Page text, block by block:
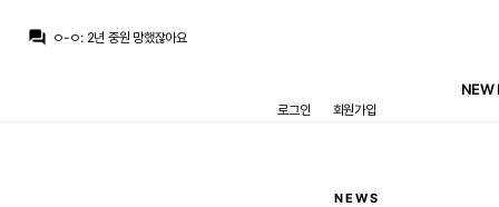
question_answer ㅇ-ㅇ: 2년 중원 망했잖아요
키스스미트가 로드리급 보여줄 확률이 더 높을거라 생각하나
전 로드리를 싫어하지 않아요. 로드리 실력적으론 한번도 부정한적 없고 전 이미 몇년전에도 부스케츠 < 로드리 이야기 했었던
NEW
로그인 회원가입
NEWS